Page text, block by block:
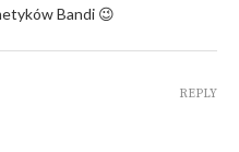
Bandi 😉
REPLY